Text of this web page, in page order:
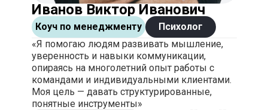
Иванов Виктор Иванович
Коуч по менеджменту
Психолог
«Я помогаю людям развивать мышление,
уверенность и навыки коммуникации,
опираясь на многолетний опыт работы с
командами и индивидуальными клиентами.
Моя цель — давать структурированные,
понятные инструменты»